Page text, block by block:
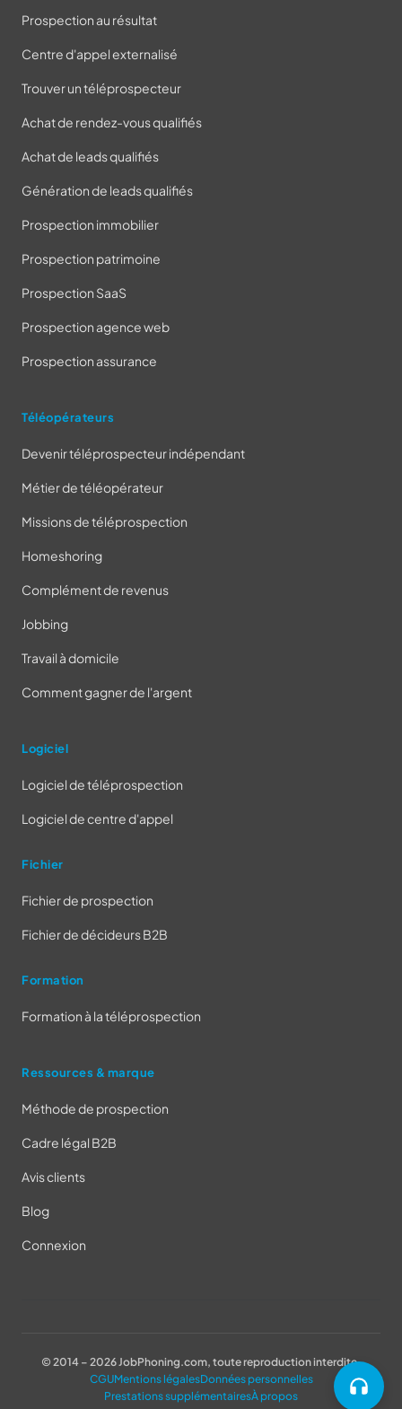
Prospection au résultat
Centre d'appel externalisé
Trouver un téléprospecteur
Achat de rendez-vous qualifiés
Achat de leads qualifiés
Génération de leads qualifiés
Prospection immobilier
Prospection patrimoine
Prospection SaaS
Prospection agence web
Prospection assurance
Téléopérateurs
Devenir téléprospecteur indépendant
Métier de téléopérateur
Missions de téléprospection
Homeshoring
Complément de revenus
Jobbing
Travail à domicile
Comment gagner de l'argent
Logiciel
Logiciel de téléprospection
Logiciel de centre d'appel
Fichier
Fichier de prospection
Fichier de décideurs B2B
Formation
Formation à la téléprospection
Ressources & marque
Méthode de prospection
Cadre légal B2B
Avis clients
Blog
Connexion
© 2014 – 2026 JobPhoning.com, toute reproduction interdite.
CGUMentions légalesDonnées personnelles
Prestations supplémentairesÀ propos